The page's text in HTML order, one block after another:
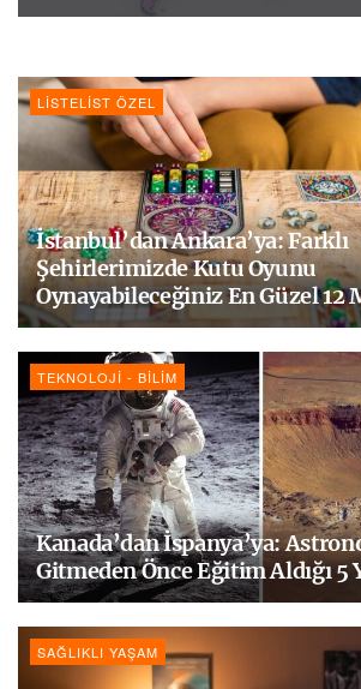
LISTELIST ÖZEL
İstanbul’dan Ankara’ya: Farklı
Şehirlerimizde Kutu Oyunu
Oynayabileceğiniz En Güzel 12
TEKNOLOJI - BILIM
Kanada’dan İspanya’ya:
Gitmeden Önce Eğitim Aldığı 5
SAĞLIKLI YAŞAM